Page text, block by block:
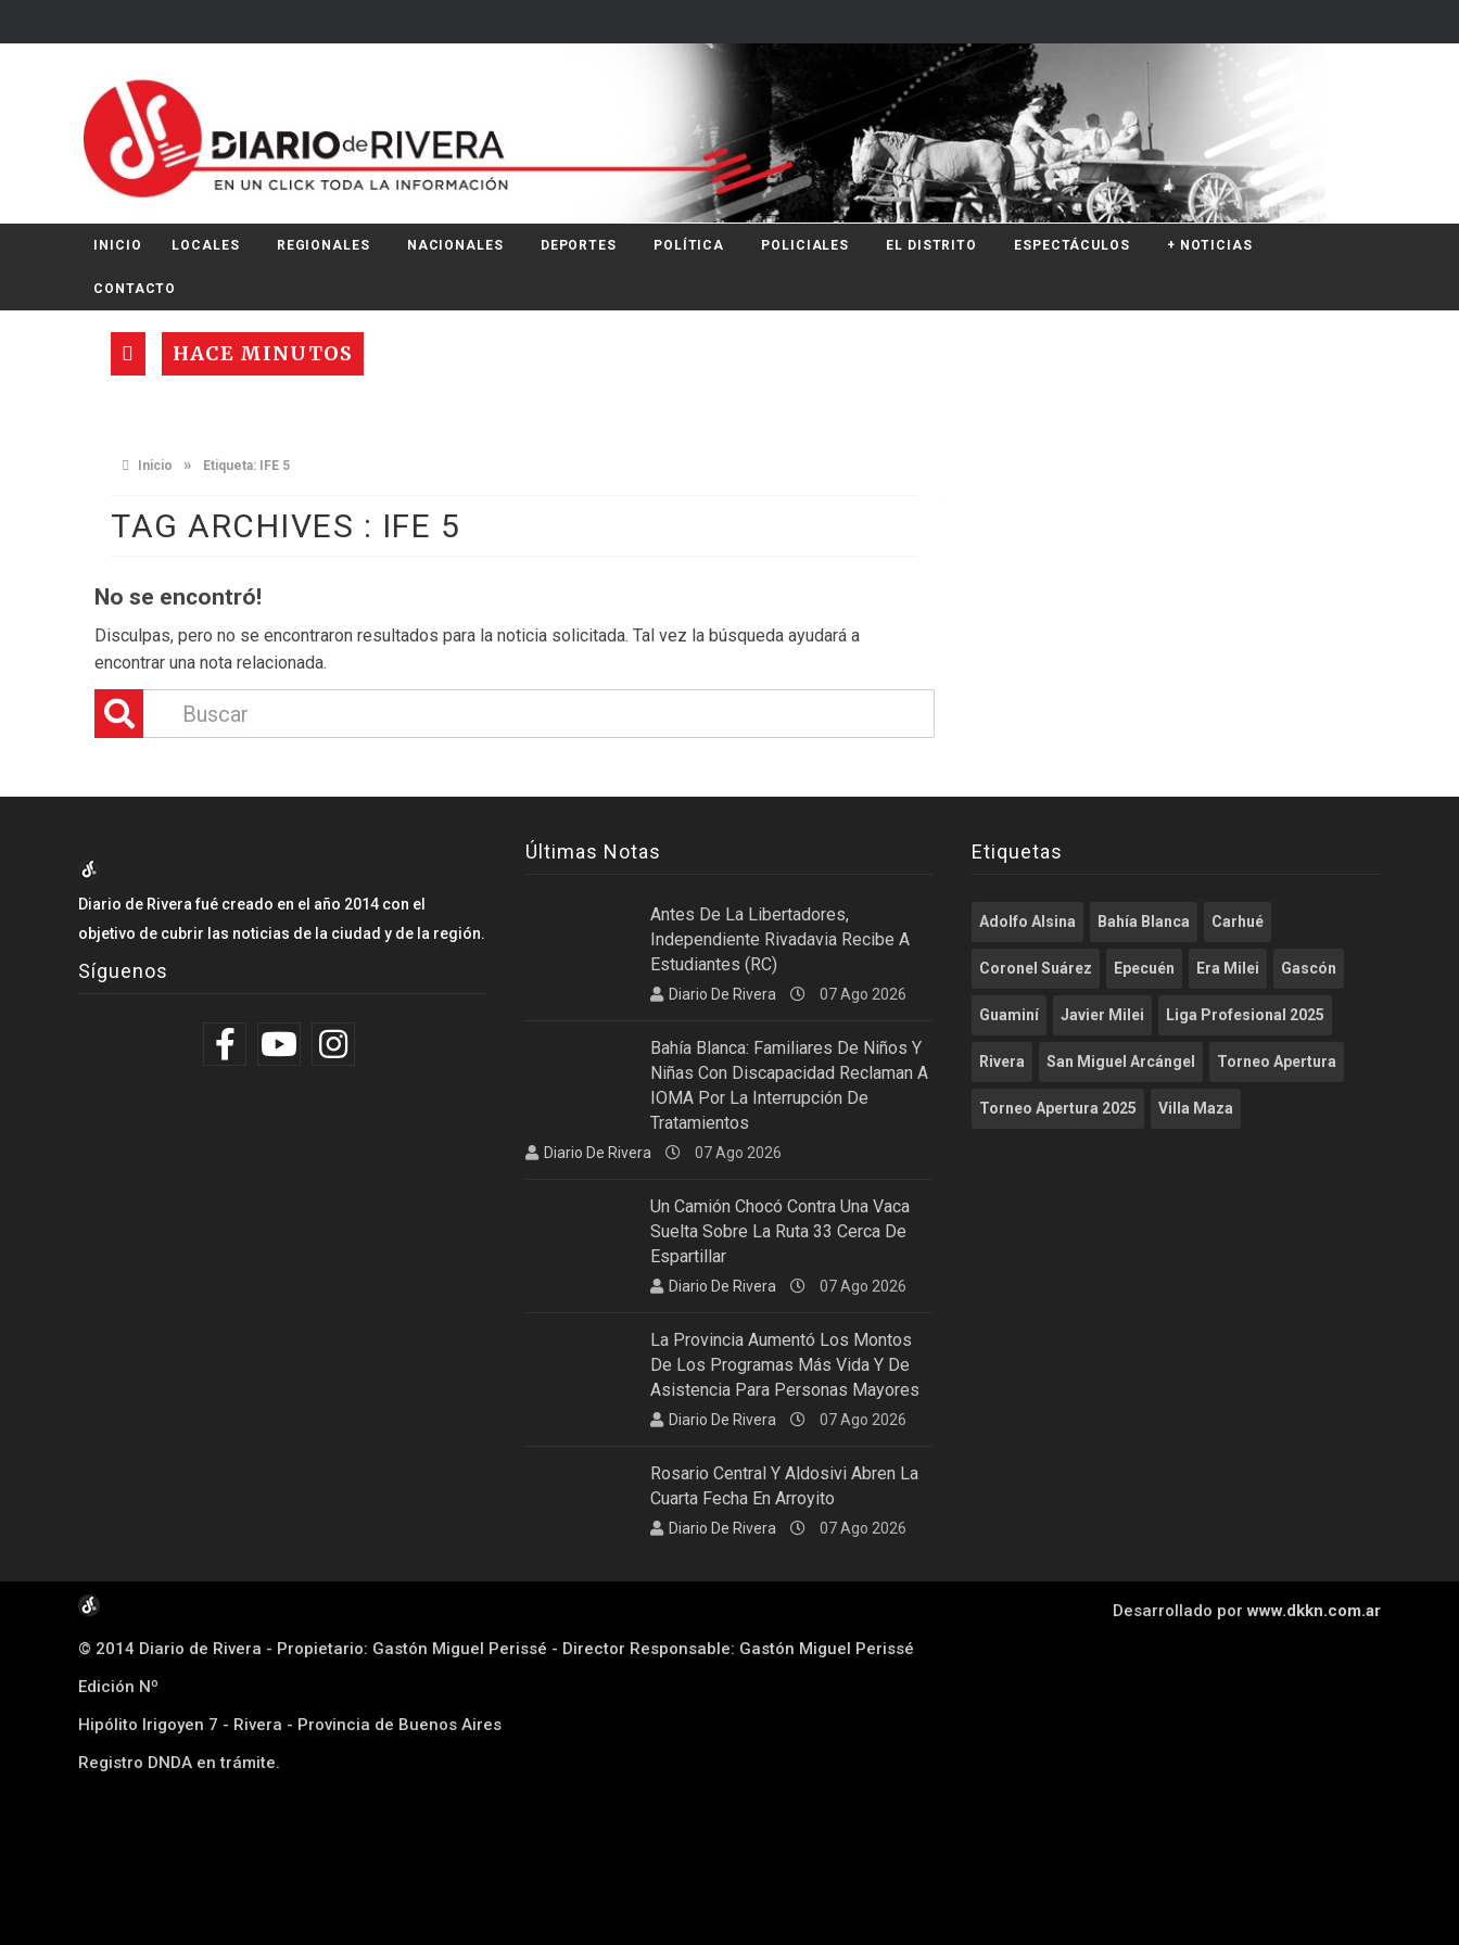
INICIO LOCALES REGIONALES NACIONALES DEPORTES POLÍTICA POLICIALES EL DISTRITO ESPECTÁCULOS + NOTICIAS
CONTACTO
HACE MINUTOS
Inicio » Etiqueta: IFE 5
TAG ARCHIVES : IFE 5
No se encontró!
Disculpas, pero no se encontraron resultados para la noticia solicitada. Tal vez la búsqueda ayudará a
encontrar una nota relacionada.
Diario de Rivera fué creado en el año 2014 con el
objetivo de cubrir las noticias de la ciudad y de la región.
Síguenos
Últimas Notas
Antes De La Libertadores,
Independiente Rivadavia Recibe A
Estudiantes (RC)
Diario De Rivera 07 Ago 2026
Bahía Blanca: Familiares De Niños Y
Niñas Con Discapacidad Reclaman A
IOMA Por La Interrupción De
Tratamientos
Diario De Rivera 07 Ago 2026
Un Camión Chocó Contra Una Vaca
Suelta Sobre La Ruta 33 Cerca De
Espartillar
Diario De Rivera 07 Ago 2026
La Provincia Aumentó Los Montos
De Los Programas Más Vida Y De
Asistencia Para Personas Mayores
Diario De Rivera 07 Ago 2026
Rosario Central Y Aldosivi Abren La
Cuarta Fecha En Arroyito
Diario De Rivera 07 Ago 2026
Etiquetas
Adolfo Alsina Bahía Blanca Carhué
Coronel Suárez Epecuén Era Milei Gascón
Guaminí Javier Milei Liga Profesional 2025
Rivera San Miguel Arcángel Torneo Apertura
Torneo Apertura 2025 Villa Maza
© 2014 Diario de Rivera - Propietario: Gastón Miguel Perissé - Director Responsable: Gastón Miguel Perissé
Edición Nº
Hipólito Irigoyen 7 - Rivera - Provincia de Buenos Aires
Registro DNDA en trámite.
Desarrollado porwww.dkkn.com.ar